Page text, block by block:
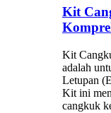
Kit
Kit
adalah
Letupan
Kit ini
cangkuk